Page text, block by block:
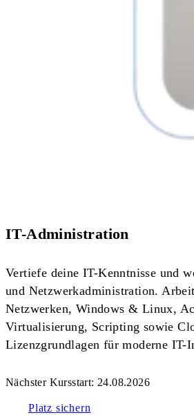
IT-Administration
Vertiefe deine IT-Kenntnisse und
und Netzwerkadministration.
Netzwerken, Windows & Linux,
Virtualisierung, Scripting sowie
Lizenzgrundlagen für moderne IT-
Nächster Kursstart: 24.08.2026
Platz sichern